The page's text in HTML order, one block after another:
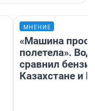
МНЕНИЕ
«Машина
полетела».
сравнил
Казахстане и